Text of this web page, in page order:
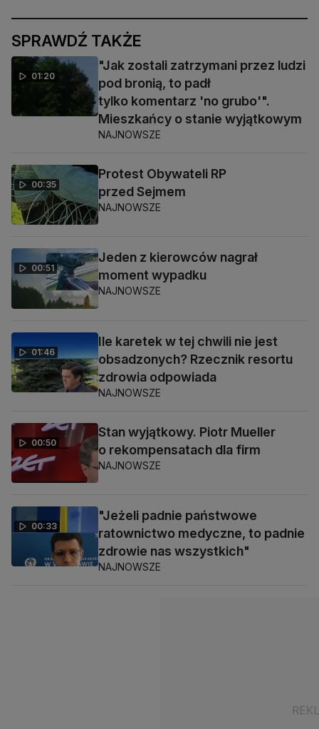
SPRAWDŹ TAKŻE
01:20
"Jak zostali zatrzymani przez ludzi
pod bronią, to padł
tylko komentarz 'no grubo'".
Mieszkańcy o stanie wyjątkowym
NAJNOWSZE
00:35
Protest Obywateli RP
przed Sejmem
NAJNOWSZE
00:51
Jeden z kierowców nagrał
moment wypadku
NAJNOWSZE
01:46
Ile karetek w tej chwili nie jest
obsadzonych? Rzecznik resortu
zdrowia odpowiada
NAJNOWSZE
00:50
Stan wyjątkowy. Piotr Mueller
o rekompensatach dla firm
NAJNOWSZE
00:33
"Jeżeli padnie państwowe
ratownictwo medyczne, to padnie
zdrowie nas wszystkich"
NAJNOWSZE